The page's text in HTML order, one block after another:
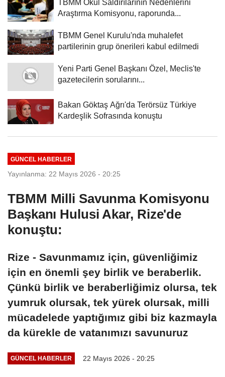
TBMM Okul Saldırılarının Nedenlerini
Araştırma Komisyonu, raporunda...
TBMM Genel Kurulu'nda muhalefet
partilerinin grup önerileri kabul edilmedi
Yeni Parti Genel Başkanı Özel, Meclis'te
gazetecilerin sorularını...
Bakan Göktaş Ağrı'da Terörsüz Türkiye
Kardeşlik Sofrasında konuştu
GÜNCEL HABERLER
Yayınlanma: 22 Mayıs 2026 - 20:25
TBMM Milli Savunma Komisyonu
Başkanı Hulusi Akar, Rize'de
konuştu:
Rize - Savunmamız için, güvenliğimiz
için en önemli şey birlik ve beraberlik.
Çünkü birlik ve beraberliğimiz olursa, tek
yumruk olursak, tek yürek olursak, milli
mücadelede yaptığımız gibi biz kazmayla
da kürekle de vatanımızı savunuruz
GÜNCEL HABERLER 22 Mayıs 2026 - 20:25